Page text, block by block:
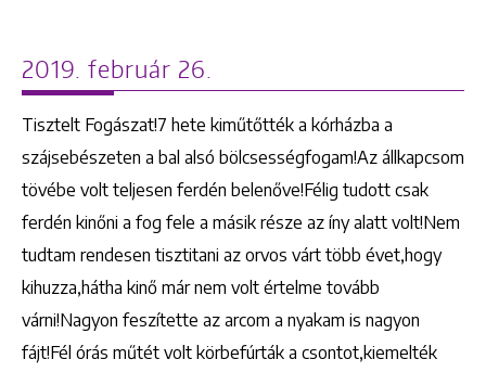
2019. február 26.
Tisztelt Fogászat!7 hete kiműtőtték a kórházba a
szájsebészeten a bal alsó bölcsességfogam!Az állkapcsom
tövébe volt teljesen ferdén belenőve!Félig tudott csak
ferdén kinőni a fog fele a másik része az íny alatt volt!Nem
tudtam rendesen tisztitani az orvos várt több évet,hogy
kihuzza,hátha kinő már nem volt értelme tovább
várni!Nagyon feszítette az arcom a nyakam is nagyon
fájt!Fél órás műtét volt körbefúrták a csontot,kiemelték